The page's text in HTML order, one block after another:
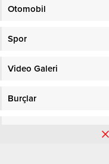
Otomobil
Spor
Video Galeri
Burçlar